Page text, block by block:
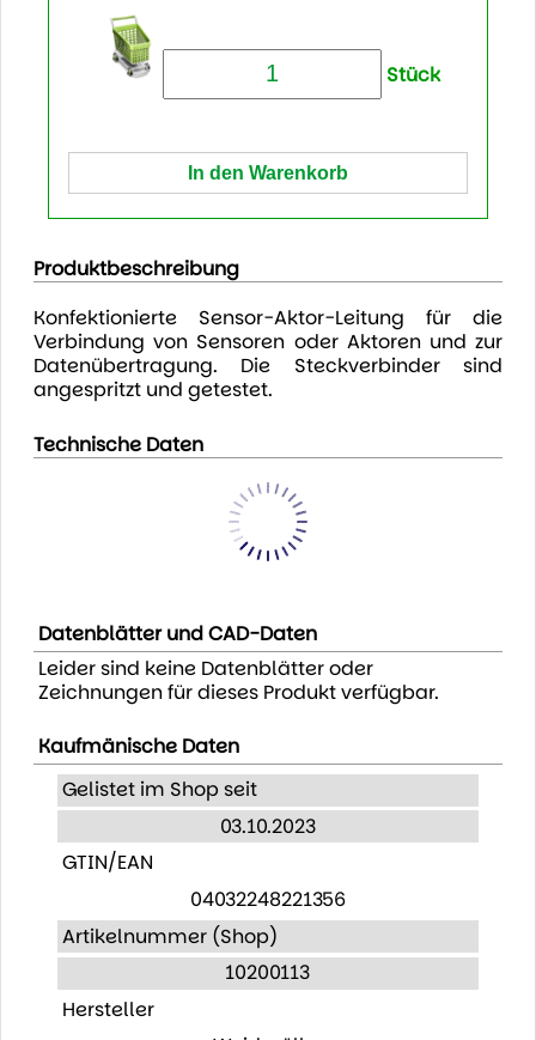
Stück
Produktbeschreibung
Konfektionierte Sensor-Aktor-Leitung für die
Verbindung von Sensoren oder Aktoren und zur
Datenübertragung. Die Steckverbinder sind
angespritzt und getestet.
Technische Daten
Datenblätter und CAD-Daten
Leider sind keine Datenblätter oder
Zeichnungen für dieses Produkt verfügbar.
Kaufmänische Daten
Gelistet im Shop seit
03.10.2023
GTIN/EAN
04032248221356
Artikelnummer (Shop)
10200113
Hersteller